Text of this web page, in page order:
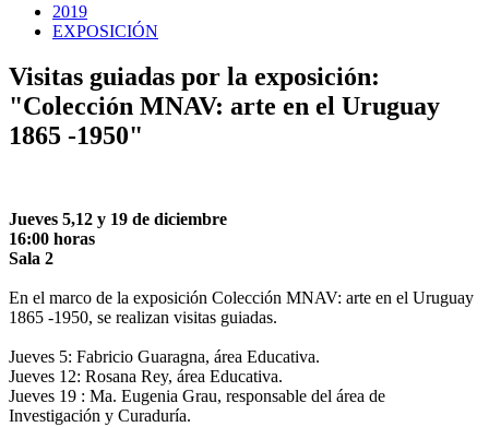
2019
EXPOSICIÓN
Visitas guiadas por la exposición:
"Colección MNAV: arte en el Uruguay
1865 -1950"
Jueves 5,12 y 19 de diciembre
16:00 horas
Sala 2
En el marco de la exposición Colección MNAV: arte en el Uruguay
1865 -1950, se realizan visitas guiadas.
Jueves 5: Fabricio Guaragna, área Educativa.
Jueves 12: Rosana Rey, área Educativa.
Jueves 19 : Ma. Eugenia Grau, responsable del área de
Investigación y Curaduría.